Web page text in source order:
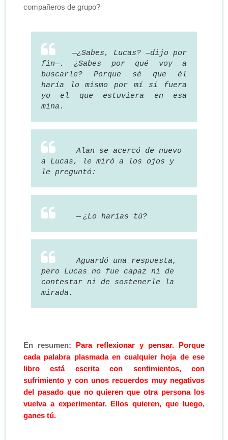
compañeros de grupo?
—¿Sabes, Lucas? —dijo por
fin—. ¿Sabes por qué voy a
buscarle? Porque sé que él
haría lo mismo por mí si fuera
yo el que estuviera en esa
mina.
Alan se acercó de nuevo
a Lucas, le miró a los ojos y
le preguntó:
— ¿Lo harías tú?
Aguardó una respuesta,
pero Lucas no fue capaz ni de
contestar ni de sostenerle la
mirada.
En resumen:
Para reflexionar y pensar. Porque
cada palabra plasmada en cualquier hoja de ese
libro está escrita con sentimientos, con
sufrimiento y con unos recuerdos muy negativos
del pasado que no quieren que otra persona los
vuelva a experimentar. Ellos quieren, que luego,
ganes tú.